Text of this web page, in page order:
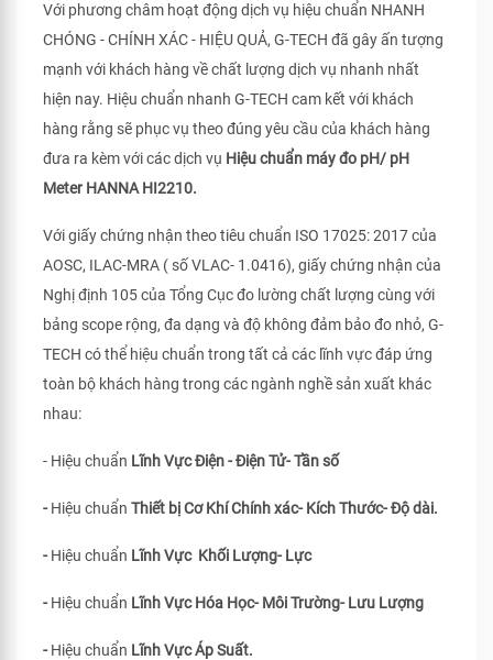
Với phương châm hoạt động dịch vụ hiệu chuẩn NHANH
CHÓNG - CHÍNH XÁC - HIỆU QUẢ, G-TECH đã gây ấn tượng
mạnh với khách hàng về chất lượng dịch vụ nhanh nhất
hiện nay. Hiệu chuẩn nhanh G-TECH cam kết với khách
hàng rằng sẽ phục vụ theo đúng yêu cầu của khách hàng
đưa ra kèm với các dịch vụ Hiệu chuẩn máy đo pH/ pH
Meter HANNA HI2210.
Với giấy chứng nhận theo tiêu chuẩn ISO 17025: 2017 của
AOSC, ILAC-MRA ( số VLAC- 1.0416), giấy chứng nhận của
Nghị định 105 của Tổng Cục đo lường chất lượng cùng với
bảng scope rộng, đa dạng và độ không đảm bảo đo nhỏ, G-
TECH có thể hiệu chuẩn trong tất cả các lĩnh vực đáp ứng
toàn bộ khách hàng trong các ngành nghề sản xuất khác
nhau:
- Hiệu chuẩn Lĩnh Vực Điện - Điện Tử- Tần số
-Hiệu chuẩn Thiết bị Cơ Khí Chính xác- Kích Thước- Độ dài.
-Hiệu chuẩn Lĩnh Vực Khối Lượng- Lực
-Hiệu chuẩn Lĩnh Vực Hóa Học- Môi Trường- Lưu Lượng
-Hiệu chuẩn Lĩnh Vực Áp Suất.